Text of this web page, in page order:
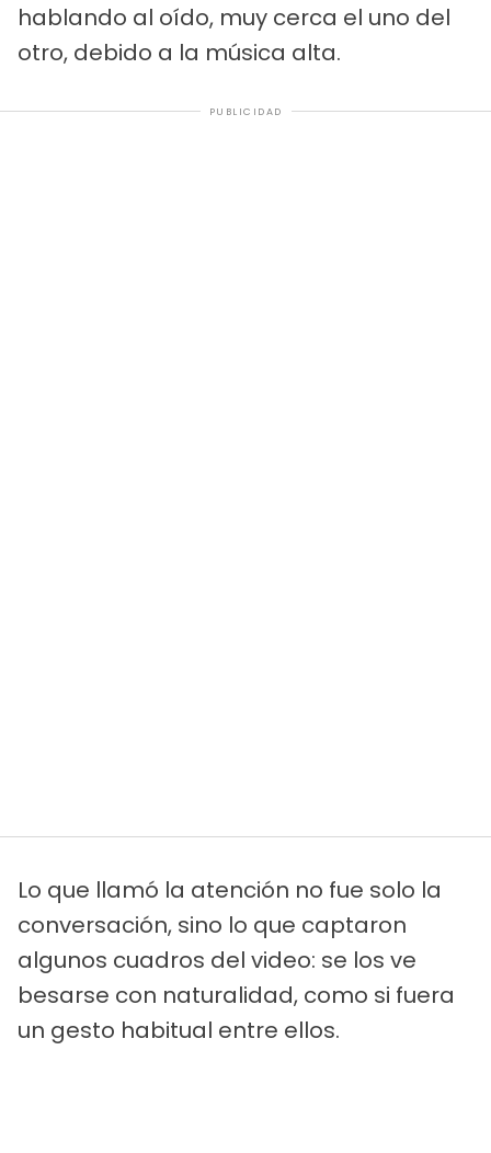
hablando al oído, muy cerca el uno del
otro, debido a la música alta.
PUBLICIDAD
Lo que llamó la atención no fue solo la
conversación, sino lo que captaron
algunos cuadros del video: se los ve
besarse con naturalidad, como si fuera
un gesto habitual entre ellos.